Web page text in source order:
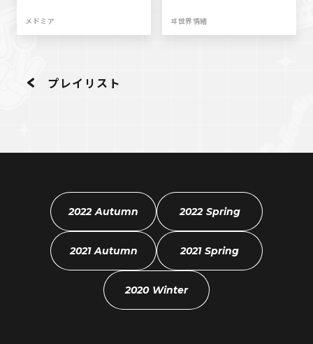
メドミア ヰ世界情緒
プレイリスト
2022 Autumn 2022 Spring
2021 Autumn 2021 Spring
2020 Winter